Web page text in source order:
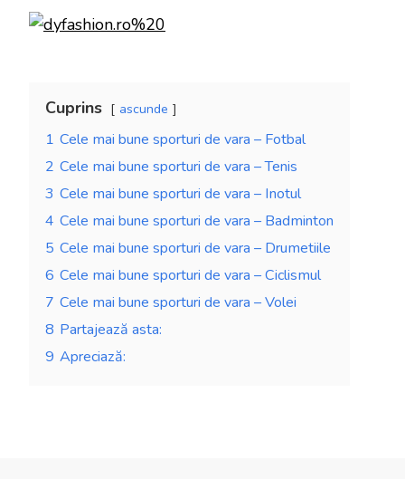
Cuprins ascunde
1 Cele mai bune sporturi de vara – Fotbal
2 Cele mai bune sporturi de vara – Tenis
3 Cele mai bune sporturi de vara – Inotul
4 Cele mai bune sporturi de vara – Badminton
5 Cele mai bune sporturi de vara – Drumetiile
6 Cele mai bune sporturi de vara – Ciclismul
7 Cele mai bune sporturi de vara – Volei
8 Partajează asta:
9 Apreciază: